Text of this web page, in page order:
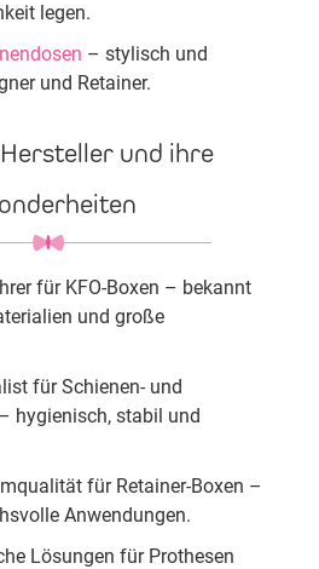
legen.
– stylisch und
und Retainer.
und ihre
für KFO-Boxen – bekannt
und große
für Schienen- und
hygienisch, stabil und
für Retainer-Boxen –
Anwendungen.
Lösungen für Prothesen